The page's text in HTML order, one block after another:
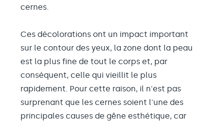
cernes.
Ces décolorations ont un impact important
sur le contour des yeux, la zone dont la peau
est la plus fine de tout le corps et, par
conséquent, celle qui vieillit le plus
rapidement. Pour cette raison, il n'est pas
surprenant que les cernes soient l'une des
principales causes de gêne esthétique, car